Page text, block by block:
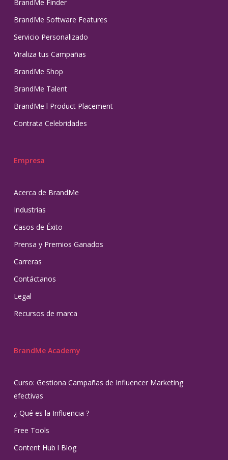
BrandMe Finder
BrandMe Software Features
Servicio Personalizado
Viraliza tus Campañas
BrandMe Shop
BrandMe Talent
BrandMe l Product Placement
Contrata Celebridades
Empresa
Acerca de BrandMe
Industrias
Casos de Éxito
Prensa y Premios Ganados
Carreras
Contáctanos
Legal
Recursos de marca
BrandMe Academy
Curso: Gestiona Campañas de Influencer Marketing
efectivas
¿ Qué es la Influencia ?
Free Tools
Content Hub l Blog